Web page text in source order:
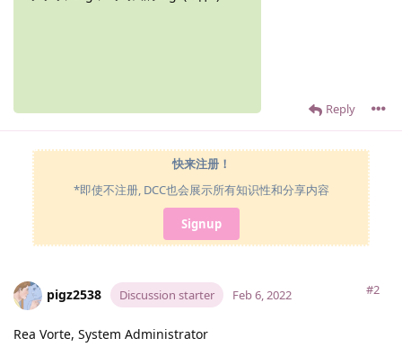
Reply
快来注册！
*即使不注册, DCC也会展示所有知识性和分享内容
Signup
pigz2538 Discussion starter #2
Feb 6, 2022
Rea Vorte, System Administrator